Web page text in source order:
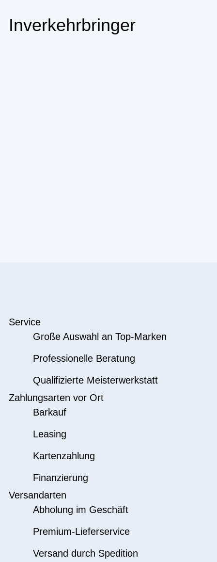
Inverkehrbringer
Service
Große Auswahl an Top-Marken
Professionelle Beratung
Qualifizierte Meisterwerkstatt
Zahlungsarten vor Ort
Barkauf
Leasing
Kartenzahlung
Finanzierung
Versandarten
Abholung im Geschäft
Premium-Lieferservice
Versand durch Spedition